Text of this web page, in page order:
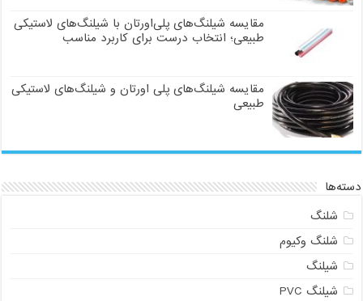
مقایسه شیلنگ‌های پلی‌اورتان با شیلنگ‌های لاستیکی
طبیعی؛ انتخاب درست برای کاربرد مناسب
مقایسه شیلنگ‌های پلی اورتان و شیلنگ‌های لاستیکی
طبیعی
دسته‌ها
شلنگ
شلنگ وکیوم
شیلنگ
شیلنگ PVC